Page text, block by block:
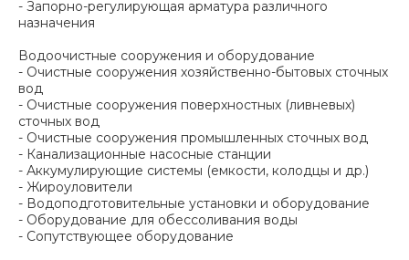
- Запорно-регулирующая арматура различного
назначения
Водоочистные сооружения и оборудование
- Очистные сооружения хозяйственно-бытовых сточных
вод
- Очистные сооружения поверхностных (ливневых)
сточных вод
- Очистные сооружения промышленных сточных вод
- Канализационные насосные станции
- Аккумулирующие системы (емкости, колодцы и др.)
- Жироуловители
- Водоподготовительные установки и оборудование
- Оборудование для обессоливания воды
- Сопутствующее оборудование